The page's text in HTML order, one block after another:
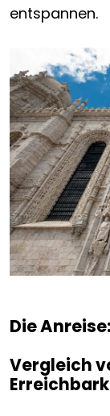
entspannen.
Die
Vergleich